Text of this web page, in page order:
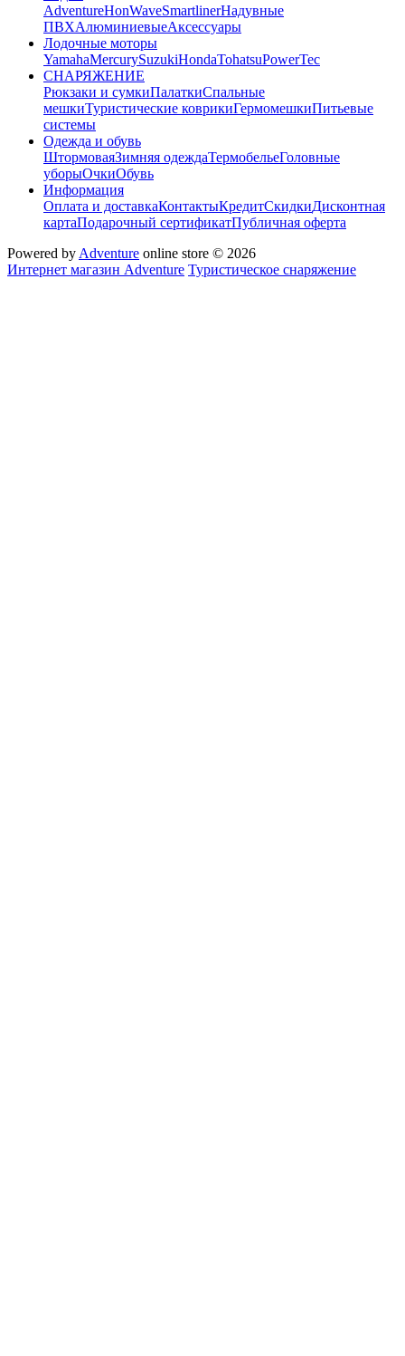
AdventureHonWaveSmartlinerНадувные
ПВХАлюминиевыеАксессуары
Лодочные моторы
YamahaMercurySuzukiHondaTohatsuPowerTec
СНАРЯЖЕНИЕ
Рюкзаки и сумкиПалаткиСпальные
мешкиТуристические коврикиГермомешкиПитьевые
системы
Одежда и обувь
ШтормоваяЗимняя одеждаТермобельеГоловные
уборыОчкиОбувь
Информация
Оплата и доставкаКонтактыКредитСкидкиДисконтная
картаПодарочный сертификатПубличная оферта
Powered by Adventure online store © 2026
Интернет магазин Adventure Туристическое снаряжение